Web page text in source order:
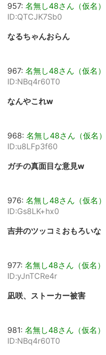
957: 名無し48さん（仮名）
ID:QTCJK7Sb0
なるちゃんおらん
967: 名無し48さん（仮名）
ID:NBq4r60T0
なんやこれw
968: 名無し48さん（仮名）
ID:u8LFp3f60
ガチの真面目な意見w
976: 名無し48さん（仮名）
ID:Gs8LK+hx0
吉井のツッコミおもろいな
977: 名無し48さん（仮名）
ID:yJnTCRe4r
凪咲、ストーカー被害
981: 名無し48さん（仮名）
ID:NBq4r60T0